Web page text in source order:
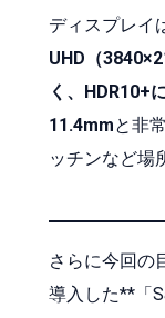
ディスプレイ
UHD（
く、HDR10+
11.4mmと非
ッチンなど場
さらに今回の
導入した**「